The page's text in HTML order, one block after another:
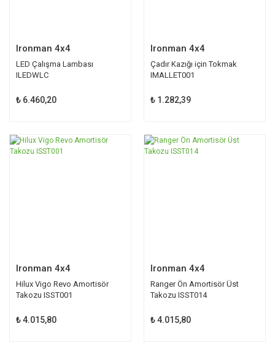
Ironman 4x4
LED Çalışma Lambası
ILEDWLC
₺ 6.460,20
Ironman 4x4
Çadır Kazığı için Tokmak
IMALLET001
₺ 1.282,39
Ironman 4x4
Hilux Vigo Revo Amortisör
Takozu ISST001
₺ 4.015,80
Ironman 4x4
Ranger Ön Amortisör Üst
Takozu ISST014
₺ 4.015,80